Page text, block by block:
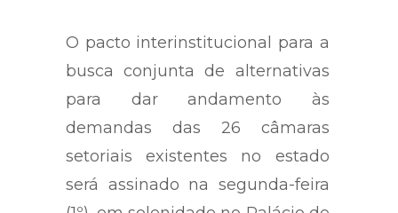
O pacto interinstitucional para a
busca conjunta de alternativas
para dar andamento às
demandas das 26 câmaras
setoriais existentes no estado
será assinado na segunda-feira